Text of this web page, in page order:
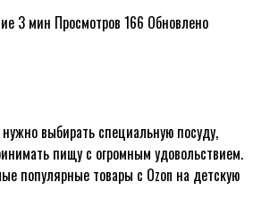
3 мин Просмотров 166 Обновлено
выбирать специальную посуду,
пищу с огромным удовольствием.
популярные товары с Ozon на детскую